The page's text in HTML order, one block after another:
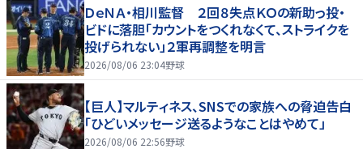
ＤｅＮＡ・相川監督 ２回８失点ＫＯの新助っ投・
ビドに落胆「カウントをつくれなくて、ストライクを
投げられない」２軍再調整を明言
2026/08/06 23:04野球
【巨人】マルティネス、SNSでの家族への脅迫告白
「ひどいメッセージ送るようなことはやめて」
2026/08/06 22:56野球